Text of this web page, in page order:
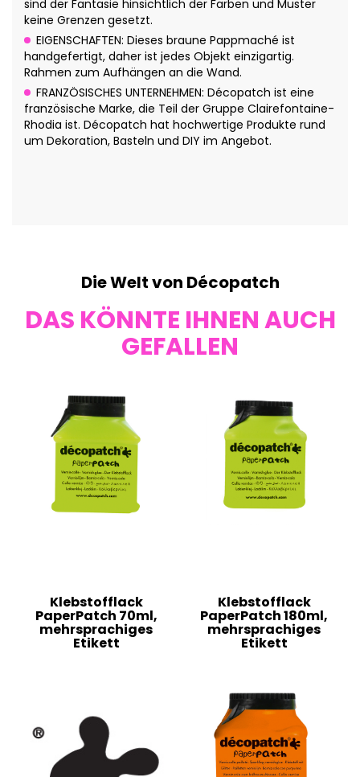
sind der Fantasie hinsichtlich der Farben und Muster
keine Grenzen gesetzt.
EIGENSCHAFTEN: Dieses braune Pappmaché ist
handgefertigt, daher ist jedes Objekt einzigartig.
Rahmen zum Aufhängen an die Wand.
FRANZÖSISCHES UNTERNEHMEN: Décopatch ist eine
französische Marke, die Teil der Gruppe Clairefontaine-
Rhodia ist. Décopatch hat hochwertige Produkte rund
um Dekoration, Basteln und DIY im Angebot.
Die Welt von Décopatch
DAS KÖNNTE IHNEN AUCH
GEFALLEN
Klebstofflack
PaperPatch 70ml,
mehrsprachiges
Etikett
Klebstofflack
PaperPatch 180ml,
mehrsprachiges
Etikett